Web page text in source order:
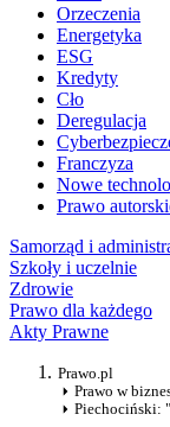
Orzeczenia
Energetyka
ESG
Kredyty
Cło
Deregulacja
Franczyza
Nowe
Prawo
Samorząd i
Szkoły i uczelnie
Zdrowie
Prawo dla każdego
Akty Prawne
Prawo.pl
Prawo w
Piechociński: